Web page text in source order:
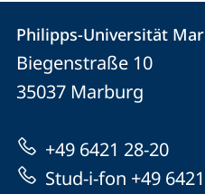
Kontakt
und
Informationen
zur
Website
Philipps-
Universität
Philipps-Universität
Biegenstraße 10
35037 Marburg
+49 6421 28-20
Stud-i-fon +49